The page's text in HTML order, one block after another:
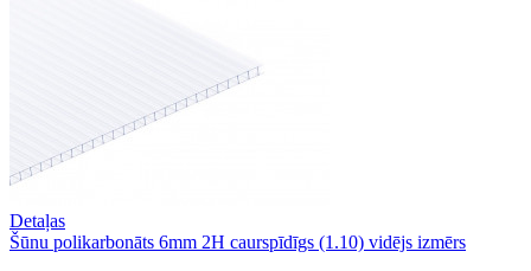
Detaļas
Šūnu polikarbonāts 6mm 2H caurspīdīgs (1.10) vidējs izmērs